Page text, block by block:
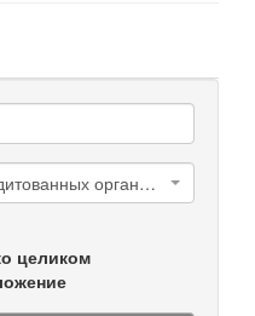
по разделу реестра аккредитованных органов по сертификации
целиком